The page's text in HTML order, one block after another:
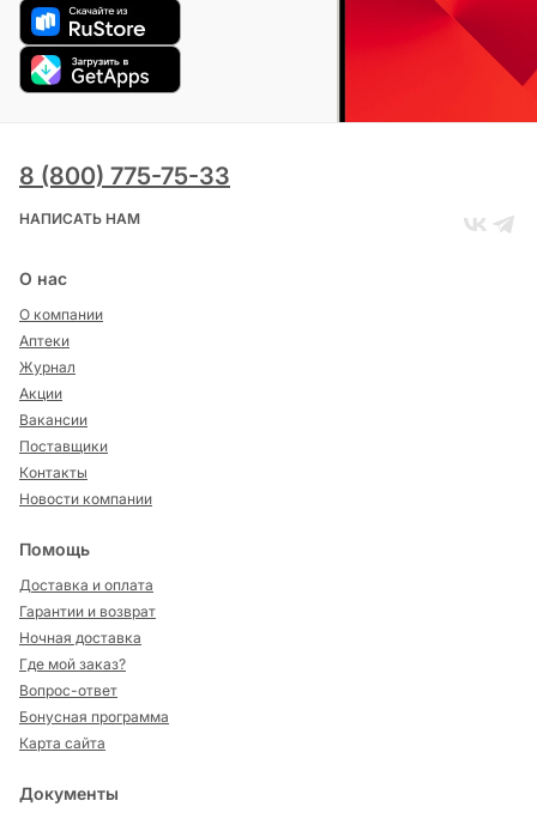
8 (800) 775-75-33
НАПИСАТЬ НАМ
О нас
О компании
Аптеки
Журнал
Акции
Вакансии
Поставщики
Контакты
Новости компании
Помощь
Доставка и оплата
Гарантии и возврат
Ночная доставка
Где мой заказ?
Вопрос-ответ
Бонусная программа
Карта сайта
Документы